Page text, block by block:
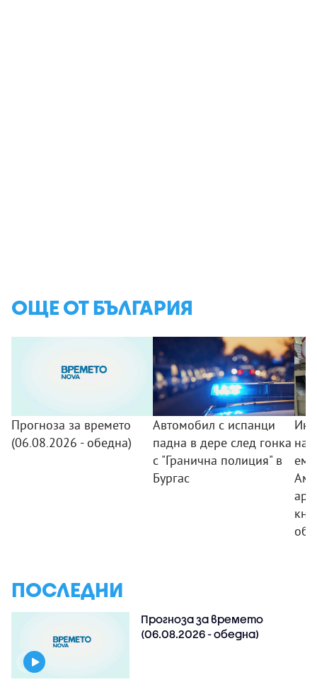
ОЩЕ ОТ БЪЛГАРИЯ
Прогноза за времето
(06.08.2026 - обедна)
Автомобил с испанци
падна в дере след гонка
с "Гранична полиция" в
Бургас
на
ПОСЛЕДНИ
Прогноза за времето
(06.08.2026 - обедна)